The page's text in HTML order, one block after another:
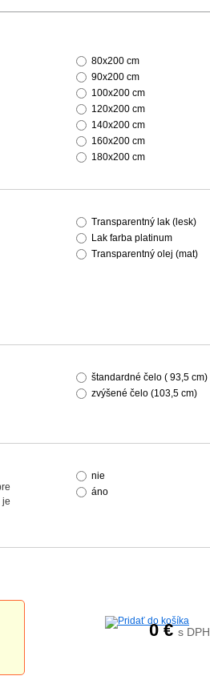
80x200 cm
90x200 cm
100x200 cm
120x200 cm
140x200 cm
160x200 cm
180x200 cm
Transparentný lak (lesk)
Lak farba platinum
Transparentný olej (mat)
štandardné čelo ( 93,5 cm)
zvýšené čelo (103,5 cm)
nie
áno
0€s DPH